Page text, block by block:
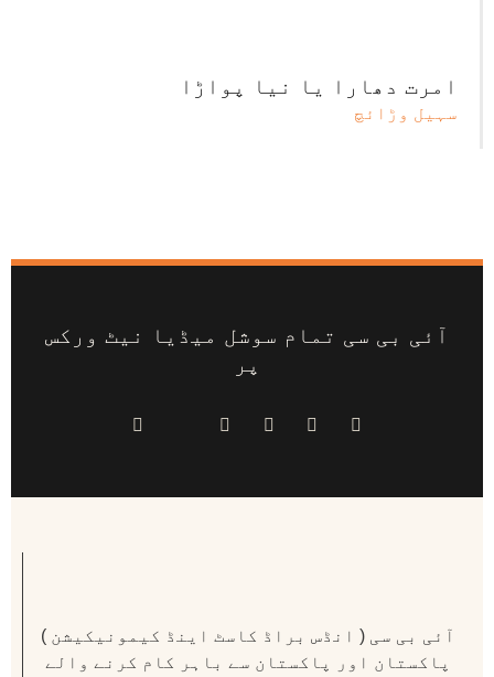
امرت دھارا یا نیا پواڑا
سہیل وڑائچ
آئی بی سی تمام سوشل میڈیا نیٹ ورکس
پر
آئی بی سی ( انڈس براڈ کاسٹ اینڈ کیمونیکیشن )
پاکستان اور پاکستان سے باہر کام کرنے والے